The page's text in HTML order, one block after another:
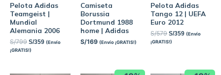
Pelota Adidas
Teamgeist |
Mundial
Alemania 2006
S/799 S/359 (Envío
¡GRATIS!)
Camiseta
Borussia
Dortmund 1988
home | Adidas
S/169 (Envío ¡GRATIS!)
Pelota Adidas
Tango 12 | UEFA
Euro 2012
S/579 S/359 (Envío
¡GRATIS!)